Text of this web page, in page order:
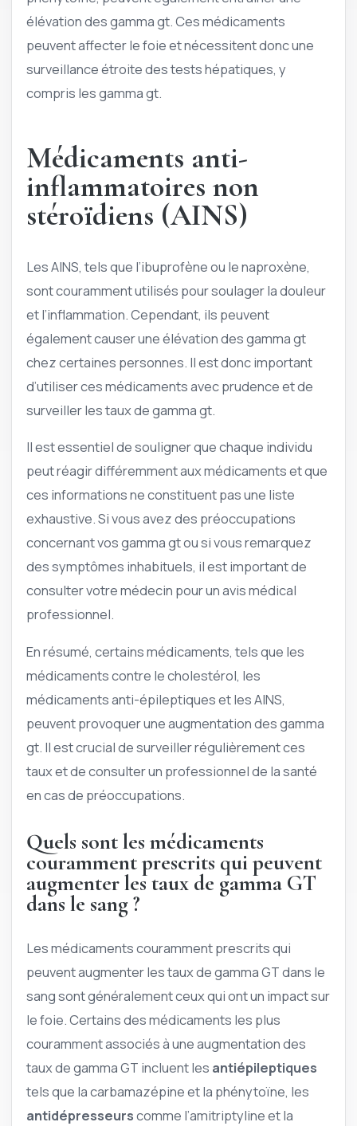
élévation des gamma gt. Ces médicaments
peuvent affecter le foie et nécessitent donc une
surveillance étroite des tests hépatiques, y
compris les gamma gt.
Médicaments anti-
inflammatoires non
stéroïdiens (AINS)
Les AINS, tels que l’ibuprofène ou le naproxène,
sont couramment utilisés pour soulager la douleur
et l’inflammation. Cependant, ils peuvent
également causer une élévation des gamma gt
chez certaines personnes. Il est donc important
d’utiliser ces médicaments avec prudence et de
surveiller les taux de gamma gt.
Il est essentiel de souligner que chaque individu
peut réagir différemment aux médicaments et que
ces informations ne constituent pas une liste
exhaustive. Si vous avez des préoccupations
concernant vos gamma gt ou si vous remarquez
des symptômes inhabituels, il est important de
consulter votre médecin pour un avis médical
professionnel.
En résumé, certains médicaments, tels que les
médicaments contre le cholestérol, les
médicaments anti-épileptiques et les AINS,
peuvent provoquer une augmentation des gamma
gt. Il est crucial de surveiller régulièrement ces
taux et de consulter un professionnel de la santé
en cas de préoccupations.
Quels sont les médicaments
couramment prescrits qui peuvent
augmenter les taux de gamma GT
dans le sang ?
Les médicaments couramment prescrits qui
peuvent augmenter les taux de gamma GT dans le
sang sont généralement ceux qui ont un impact sur
le foie. Certains des médicaments les plus
couramment associés à une augmentation des
taux de gamma GT incluent les antiépileptiques
tels que la carbamazépine et la phénytoïne, les
antidépresseurscomme l’amitriptyline et la